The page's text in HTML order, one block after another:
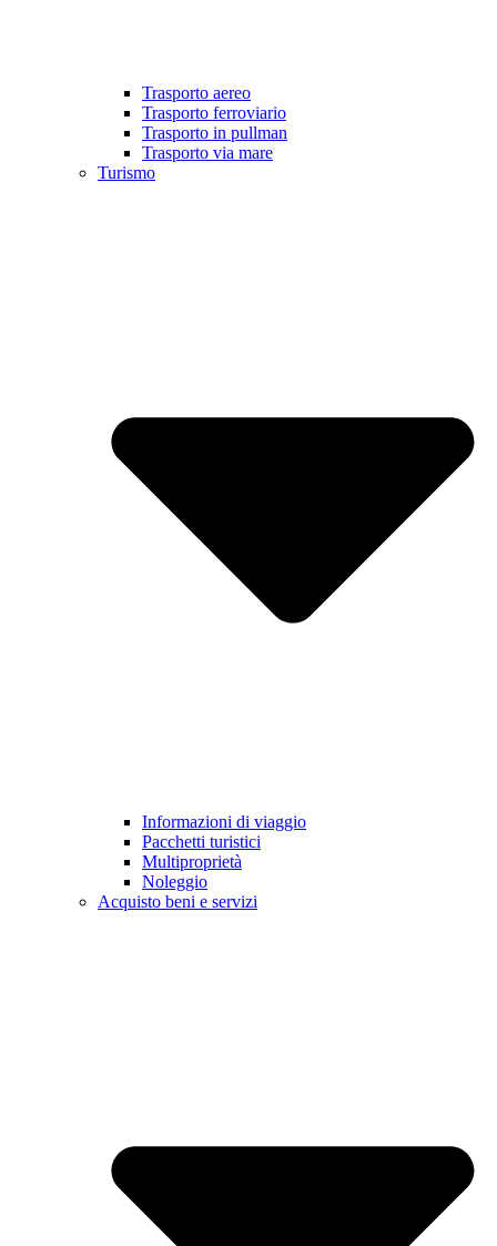
Trasporto aereo
Trasporto ferroviario
Trasporto in pullman
Trasporto via mare
Turismo
Informazioni di viaggio
Pacchetti turistici
Multiproprietà
Noleggio
Acquisto beni e servizi